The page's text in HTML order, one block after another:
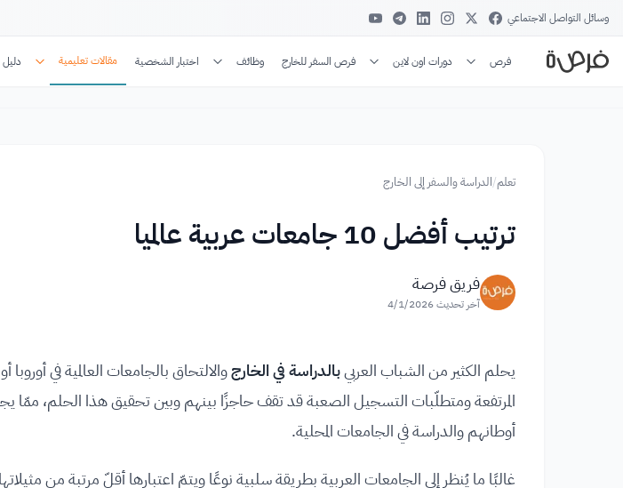
وسائل التواصل الاجتماعي
فرص دورات اون لاين فرص السفر للخارج وظائف اختبار الشخصية مقالات تعليمية
تعلم/الدراسة والسفر إلى الخارج
ترتيب أفضل 10 جامعات عربية عالميا
فريق فرصة
آخر تحديث4/1/2026
يحلم الكثير من الشباب العربيبالدراسة في الخارجوالالتحاق بالجامعات العالمية في أوروبا
المرتفعة ومتطلّبات التسجيل الصعبة قد تقف حاجزًا بينهم وبين تحقيق هذا الحلم، ممّا
أوطانهم والدراسة في الجامعات المحلية.
غالبًا ما يُنظر إلى الجامعات العربية بطريقة سلبية نوعًا ويتمّ اعتبارها أقلّ مرتبة من